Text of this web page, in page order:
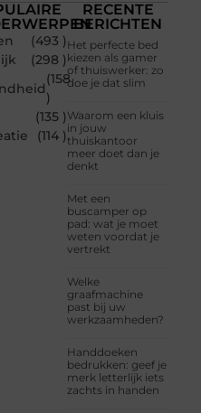
(493 )
(298 )
(158
)
(135 )
(114 )
RECENTE
BERICHTEN
Het perfecte bed
kiezen als gamer
of thuiswerker: zo
doe je dat slim
Waarom een kluis
in jouw
thuiskantoor
meer doet dan je
denkt
Met een
buscamper op
pad: wat je moet
weten voordat je
vertrekt
Welke
graafmachine
past bij uw
werkzaamheden?
Handdoeken
bedrukken: geef je
merk letterlijk iets
zachts in handen